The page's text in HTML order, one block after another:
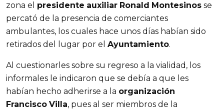
zona el presidente auxiliar Ronald Montesinos se
percató de la presencia de comerciantes
ambulantes, los cuales hace unos días habían sido
retirados del lugar por el Ayuntamiento.
Al cuestionarles sobre su regreso a la vialidad, los
informales le indicaron que se debía a que les
habían hecho adherirse a la organización
Francisco Villa, pues al ser miembros de la